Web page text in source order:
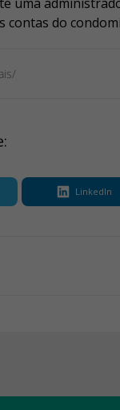
contas do
LinkedIn